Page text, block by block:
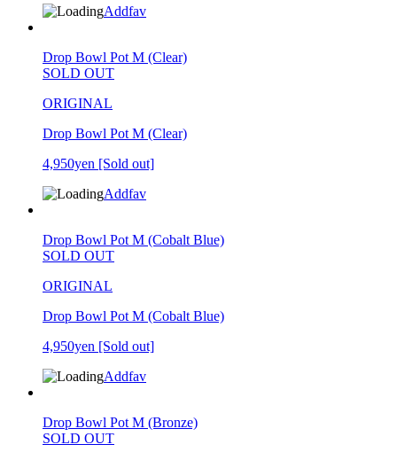
Addfav
Drop Bowl Pot M (Clear)
SOLD OUT
ORIGINAL
Drop Bowl Pot M (Clear)
4,950yen [Sold out]
Addfav
Drop Bowl Pot M (Cobalt Blue)
SOLD OUT
ORIGINAL
Drop Bowl Pot M (Cobalt Blue)
4,950yen [Sold out]
Addfav
Drop Bowl Pot M (Bronze)
SOLD OUT